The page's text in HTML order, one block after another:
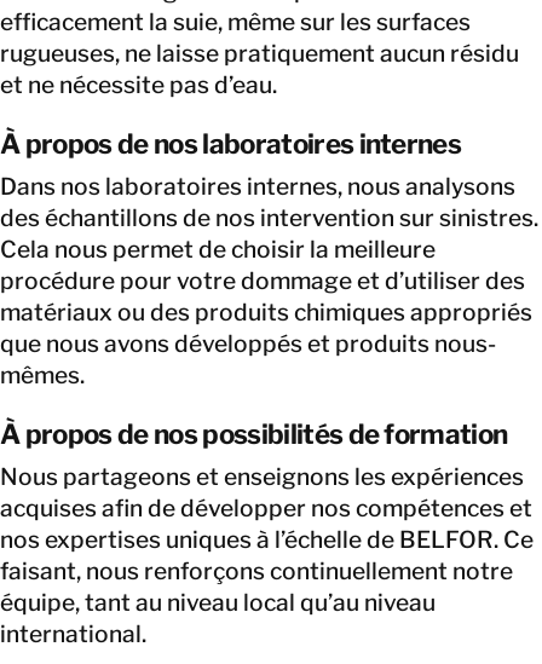
efficacement la suie, même sur les surfaces
rugueuses, ne laisse pratiquement aucun résidu
et ne nécessite pas d’eau.
À propos de nos laboratoires internes
Dans nos laboratoires internes, nous analysons
des échantillons de nos intervention sur sinistres.
Cela nous permet de choisir la meilleure
procédure pour votre dommage et d’utiliser des
matériaux ou des produits chimiques appropriés
que nous avons développés et produits nous-
mêmes.
À propos de nos possibilités de formation
Nous partageons et enseignons les expériences
acquises afin de développer nos compétences et
nos expertises uniques à l’échelle de BELFOR. Ce
faisant, nous renforçons continuellement notre
équipe, tant au niveau local qu’au niveau
international.